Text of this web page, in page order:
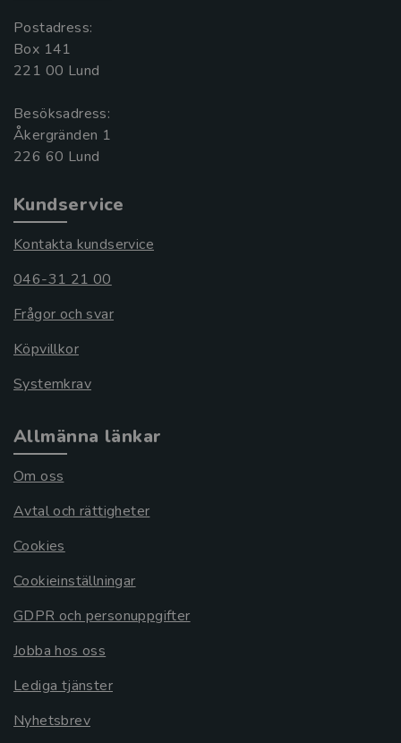
Postadress:
Box 141
221 00 Lund
Besöksadress:
Åkergränden 1
Kundservice
Kontakta kundservice
046-31 21 00
Frågor och svar
Köpvillkor
Systemkrav
Allmänna länkar
Om oss
Avtal och rättigheter
Cookies
Cookieinställningar
GDPR och personuppgifter
Jobba hos oss
Lediga tjänster
Nyhetsbrev